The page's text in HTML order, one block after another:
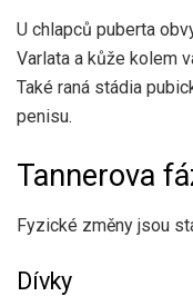
U chlapců puberta
Varlata a kůže kolem
Také raná stádia
penisu.
Tannerova
Fyzické změny jsou
Dívky